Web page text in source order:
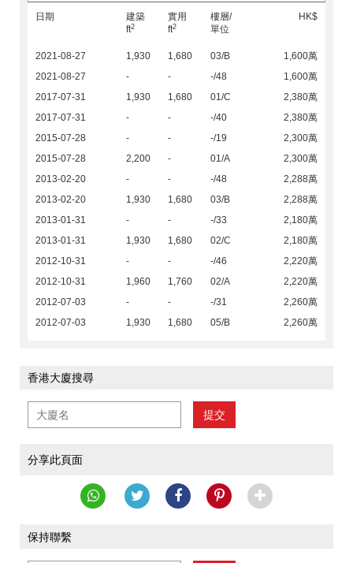
日期
建築
ft2
實用
ft2
樓層/
單位
HK$
2021-08-27 1,930 1,680 03/B
1,600萬
2021-08-27
- - -/48
1,600萬
2017-07-31
1,930 1,680 01/C
2,380萬
2017-07-31
- - -/40
2,380萬
2015-07-28
- - -/19
2,300萬
2015-07-28
2,200 - 01/A
2,300萬
2013-02-20
- - -/48
2,288萬
2013-02-20
1,930 1,680 03/B
2,288萬
2013-01-31
- - -/33
2,180萬
2013-01-31
1,930 1,680 02/C
2,180萬
2012-10-31
- - -/46
2,220萬
2012-10-31
1,960 1,760 02/A
2,220萬
2012-07-03
- - -/31
2,260萬
2012-07-03
1,930 1,680 05/B 2,260萬
香港大廈搜尋
提交
分享此頁面
保持聯繫